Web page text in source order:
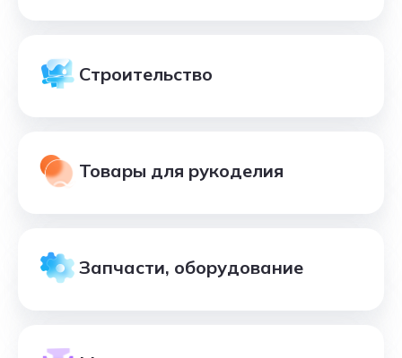
Строительство
Товары для рукоделия
Запчасти, оборудование